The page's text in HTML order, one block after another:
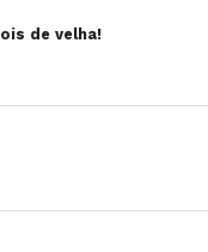
de velha!